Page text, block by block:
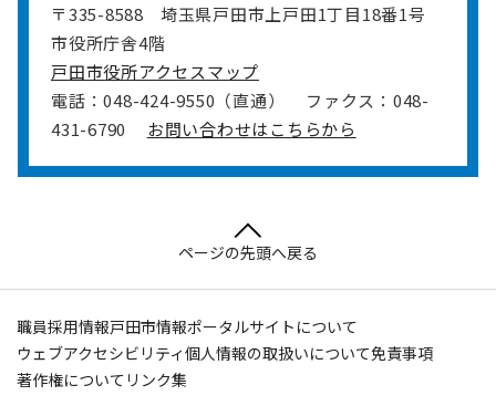
〒335-8588
埼玉県戸田市上戸田1丁目18番1号
市役所庁舎4階
戸田市役所アクセスマップ
電話：048-424-9550（直通）
ファクス：048-
431-6790
お問い合わせはこちらから
ページの先頭へ戻る
職員採用情報戸田市情報ポータルサイトについて
ウェブアクセシビリティ個人情報の取扱いについて免責事項
著作権について リンク集